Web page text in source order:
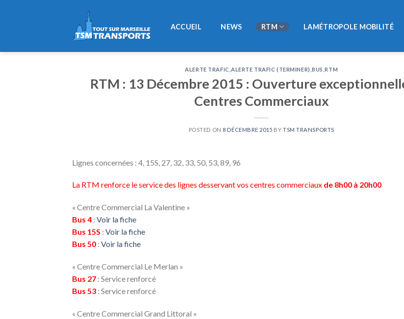
ACCUEIL NEWS RTM LAMÉTROPOLE MOBILITÉ
ALERTE TRAFIC ,ALERTE TRAFIC (TERMINER) ,BUS ,RTM
RTM : 13 Décembre 2015 : Ouverture
Centres Commerciaux
POSTED ON 8 DÉCEMBRE 2015 BY TSM TRANSPORTS
Lignes concernées : 4, 15S, 27, 32, 33, 50, 53, 89, 96
La RTM renforce le service des lignes desservant vos centres commerciaux de 8h00 à 20h00
« Centre Commercial La Valentine »
Bus 4 : Voir la fiche
Bus 15S : Voir la fiche
Bus 50 : Voir la fiche
« Centre Commercial Le Merlan »
Bus 27 : Service renforcé
Bus 53 : Service renforcé
« Centre Commercial Grand Littoral »